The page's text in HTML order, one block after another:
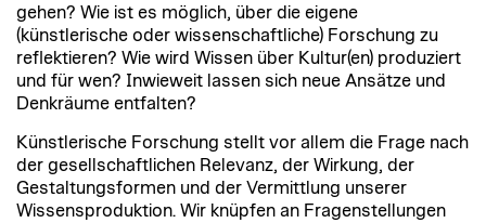
gehen? Wie ist es möglich, über die eigene
(künstlerische oder wissenschaftliche) Forschung zu
reflektieren? Wie wird Wissen über Kultur(en) produziert
und für wen? Inwieweit lassen sich neue Ansätze und
Denkräume entfalten?
Künstlerische Forschung stellt vor allem die Frage nach
der gesellschaftlichen Relevanz, der Wirkung, der
Gestaltungsformen und der Vermittlung unserer
Wissensproduktion. Wir knüpfen an Fragenstellungen